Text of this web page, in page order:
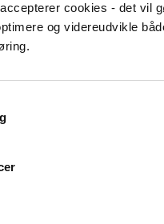
cookies - det vil
og videreudvikle
i din kreds
henvendelse sig om løn,